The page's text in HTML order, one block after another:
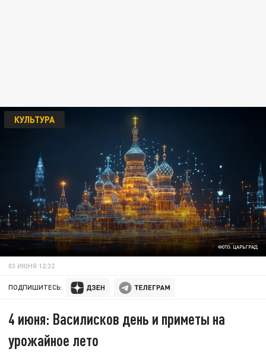
ФОТО: ЦАРЬГРАД
КУЛЬТУРА
03 ИЮНЯ 12:32
ПОДПИШИТЕСЬ:
4 июня: Василисков день и приметы на
урожайное лето